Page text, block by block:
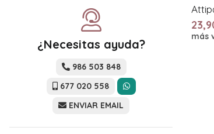
más
¿Necesitas ayuda?
986 503 848
677 020 558
ENVIAR EMAIL